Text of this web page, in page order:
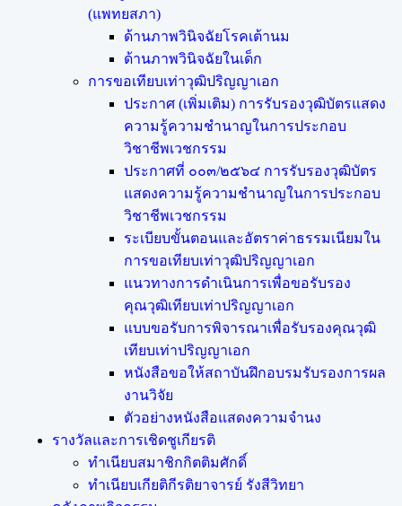
(แพทยสภา)
ด้านภาพวินิจฉัยโรคเต้านม
ด้านภาพวินิจฉัยในเด็ก
การขอเทียบเท่า​วุฒิปริญญา​เอก
ประกาศ (เพิ่มเติม) การรับรองวุฒิบัตรแสดง
ความรู้ความชำนาญในการประกอบ
วิชาชีพเวชกรรม
ประกาศที่ ๐๐๓/๒๕๖๔ การรับรองวุฒิบัตร
แสดงความรู้ความชำนาญในการประกอบ
วิชาชีพเวชกรรม
ระเบียบขั้นตอนและอัตราค่าธรรมเนียมใน
การขอเทียบเท่าวุฒิปริญญาเอก
แนวทางการดำเนินการเพื่อขอรับรอง
คุณวุฒิเทียบเท่าปริญญาเอก
แบบขอรับการพิจารณาเพื่อรับรองคุณวุฒิ
เทียบเท่าปริญญาเอก
หนังสือขอให้สถาบันฝึกอบรมรับรองการผล
งานวิจัย
ตัวอย่างหนังสือแสดงความจำนง
รางวัลและการเชิดชูเกียรติ
ทำเนียบสมาชิกกิตติมศักดิ์
ทำเนียบเกียติกีรติยาจารย์ รังสีวิทยา